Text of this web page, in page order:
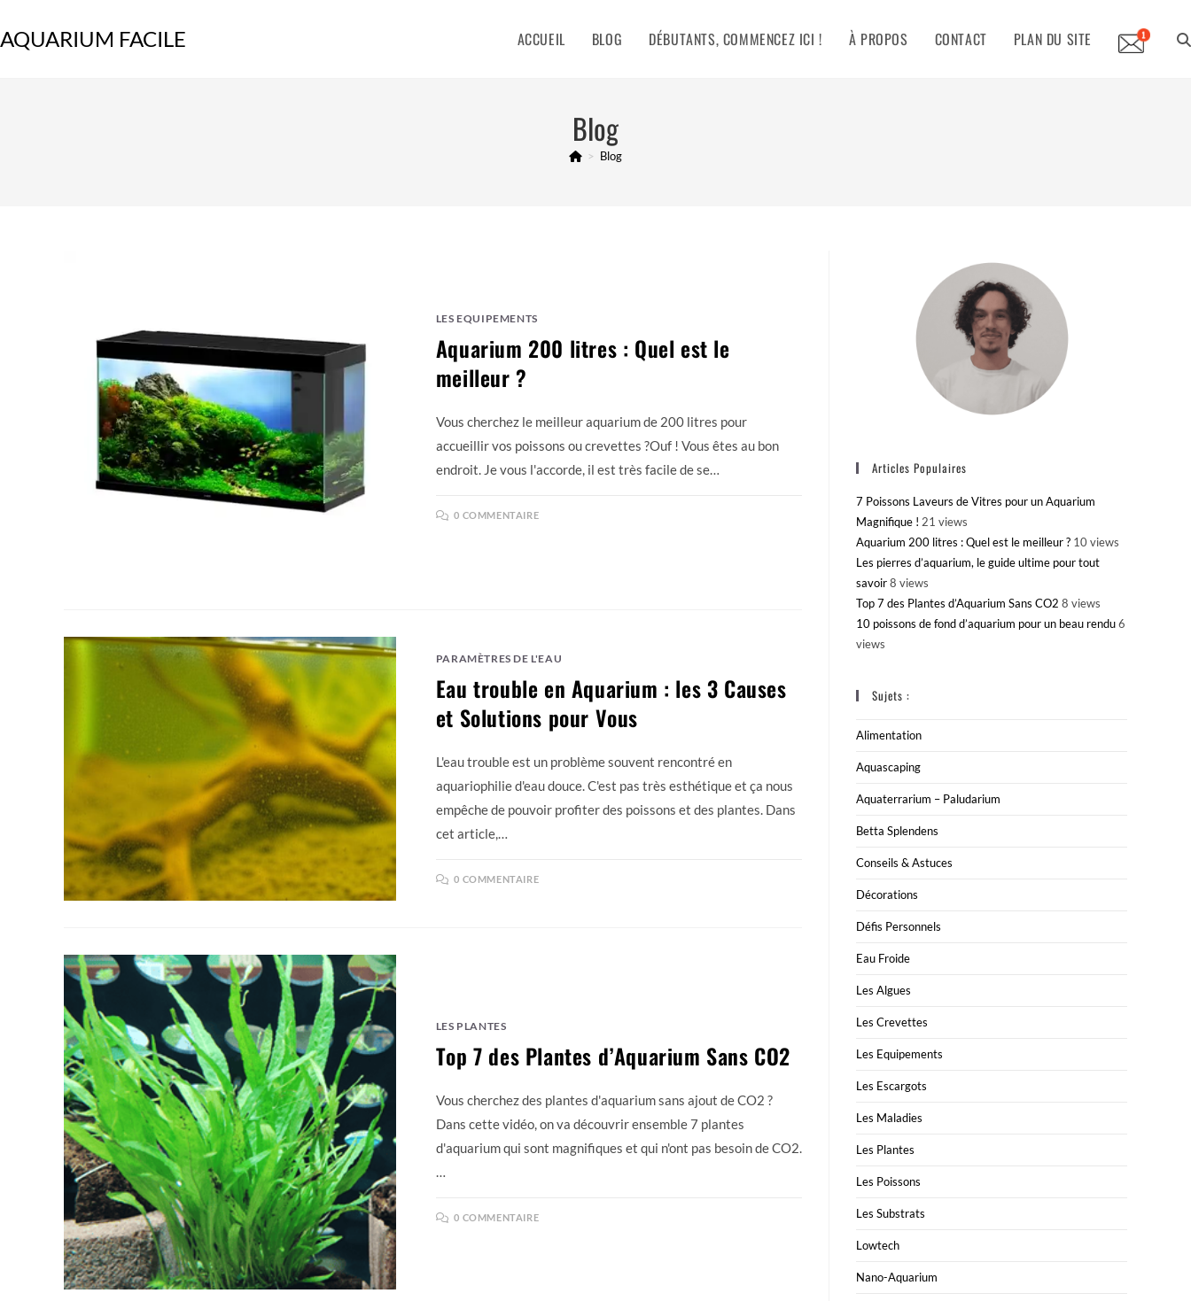
to
content
AQUARIUM FACILE ACCUEIL BLOG DÉBUTANTS, COMMENCEZ ICI ! À PROPOS CONTACT PLAN DU SITE
Blog
> Blog
LES EQUIPEMENTS
Aquarium 200 litres : Quel est le
meilleur ?
Vous cherchez le meilleur aquarium de 200 litres pour
accueillir vos poissons ou crevettes ?Ouf ! Vous êtes au bon
endroit. Je vous l'accorde, il est très facile de se…
0 COMMENTAIRE
PARAMÈTRES DE L'EAU
Eau trouble en Aquarium : les 3 Causes
et Solutions pour Vous
L'eau trouble est un problème souvent rencontré en
aquariophilie d'eau douce. C'est pas très esthétique et ça nous
empêche de pouvoir profiter des poissons et des plantes. Dans
cet article,…
0 COMMENTAIRE
LES PLANTES
Top 7 des Plantes d’Aquarium Sans CO2
Vous cherchez des plantes d'aquarium sans ajout de CO2 ?
Dans cette vidéo, on va découvrir ensemble 7 plantes
d'aquarium qui sont magnifiques et qui n'ont pas besoin de CO2.
…
0 COMMENTAIRE
Articles Populaires
7 Poissons Laveurs de Vitres pour un Aquarium
Magnifique ! 21 views
Aquarium 200 litres : Quel est le meilleur ? 10 views
Les pierres d’aquarium, le guide ultime pour tout
savoir8 views
Top 7 des Plantes d’Aquarium Sans CO2 8 views
10 poissons de fond d’aquarium pour un beau rendu6
views
Sujets :
Alimentation
Aquascaping
Aquaterrarium – Paludarium
Betta Splendens
Conseils & Astuces
Décorations
Défis Personnels
Eau Froide
Les Algues
Les Crevettes
Les Equipements
Les Escargots
Les Maladies
Les Plantes
Les Poissons
Les Substrats
Lowtech
Nano-Aquarium